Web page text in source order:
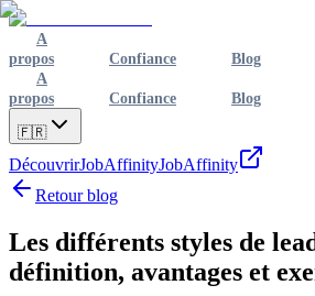
A
propos
Confiance Blog
A
propos
Confiance Blog
🇫🇷
DécouvrirJobAffinityJobAffinity
Retour blog
Les différents styles de
définition, avantages et